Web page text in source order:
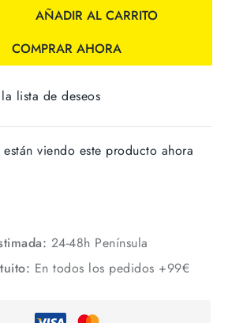
AÑADIR AL CARRITO
COMPRAR AHORA
lista de deseos
están viendo este producto ahora
24-48h Península
En todos los pedidos +99€